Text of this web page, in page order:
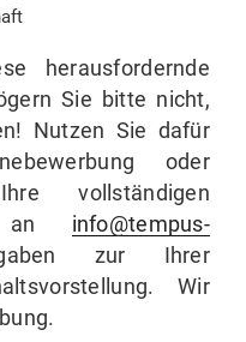
herausfordernde
Sie bitte nicht,
Nutzen Sie dafür
oder
vollständigen
an info@tempus-
zur Ihrer
Wir